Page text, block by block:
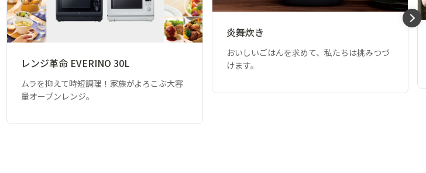
レンジ革命 EVERINO 30L
ムラを抑えて時短調理！家族がよろこぶ大容
量オーブンレンジ。
炎舞炊き
おいしいごはんを求めて、私たちは挑みつづ
けます。